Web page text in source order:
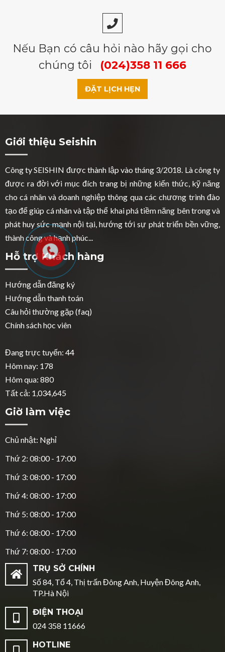
Nếu Bạn có câu hỏi nào hãy gọi cho
chúng tôi
(024)358 11 666
ĐẶT LỊCH HẸN
Giới thiệu Seishin
Công ty SEISHIN được thành lập vào tháng 3/2018. Là công ty
được ra đời với mục đích trang bị những kiến thức, kỹ năng
cho cá nhân và doanh nghiệp thông qua các chương trình đào
tạo để giúp cá nhân và tập thể khai phá tiềm năng bên trong và
phát huy sức mạnh nội tại, hướng tới sự phát triển bền vững,
thành công và hạnh phúc...
Hỗ trợ Khách hàng
Hướng dẫn đăng ký
Hướng dẫn thanh toán
Câu hỏi thường gặp (faq)
Chính sách học viên
Đang trực tuyến: 44
Hôm nay: 178
Hôm qua: 880
Tất cả: 1,034,645
Giờ làm việc
Chủ nhật: Nghỉ
Thứ 2: 08:00 - 17:00
Thứ 3: 08:00 - 17:00
Thứ 4: 08:00 - 17:00
Thứ 5: 08:00 - 17:00
Thứ 6: 08:00 - 17:00
Thứ 7: 08:00 - 17:00
TRỤ SỞ CHÍNH
Số 84, Tổ 4, Thị trấn Đông Anh, Huyện Đông Anh,
TP.Hà Nội
ĐIỆN THOẠI
024 358 11666
HOTLINE